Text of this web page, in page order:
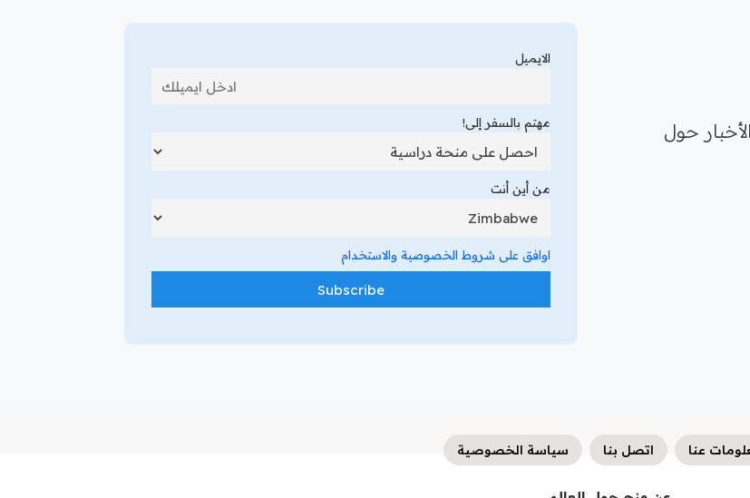
حول
الايميل
مهتم بالسفر إلى!
من أين أنت
اوافق على شروط الخصوصية والاستخدام
عنا اتصل بنا سياسة الخصوصية